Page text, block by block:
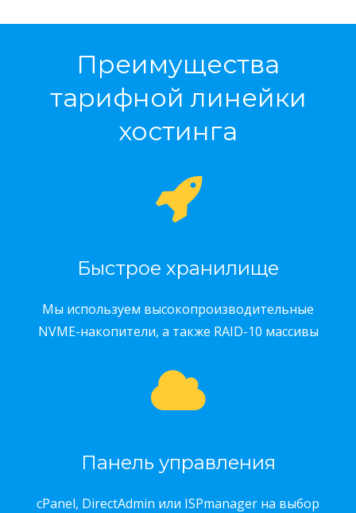
Преимущества
тарифной линейки
хостинга
Быстрое хранилище
Мы используем высокопроизводительные
NVME-накопители, а также RAID-10 массивы
Панель управления
cPanel, DirectAdmin или ISPmanager на выбор